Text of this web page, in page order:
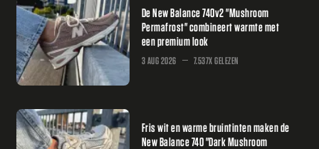
De New Balance 740v2 "Mushroom
Permafrost" combineert warmte met
een premium look
3 AUG 2026 7.537X GELEZEN
Fris wit en warme bruintinten maken de
New Balance 740 "Dark Mushroom